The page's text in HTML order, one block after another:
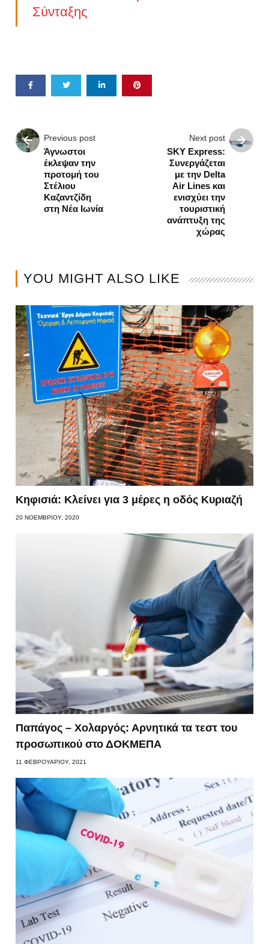
Σύνταξης
Previous post
Άγνωστοι
έκλεψαν την
προτομή του
Στέλιου
Καζαντζίδη
στη Νέα Ιωνία
Next post
SKY Εxpress:
Συνεργάζεται
με την Delta
Air Lines και
ενισχύει την
τουριστική
ανάπτυξη της
χώρας
YOU MIGHT ALSO LIKE
Κηφισιά: Κλείνει για 3 μέρες η οδός Κυριαζή
20 ΝΟΕΜΒΡΊΟΥ, 2020
Παπάγος – Χολαργός: Αρνητικά τα τεστ του
προσωπικού στο ΔΟΚΜΕΠΑ
11 ΦΕΒΡΟΥΑΡΊΟΥ, 2021